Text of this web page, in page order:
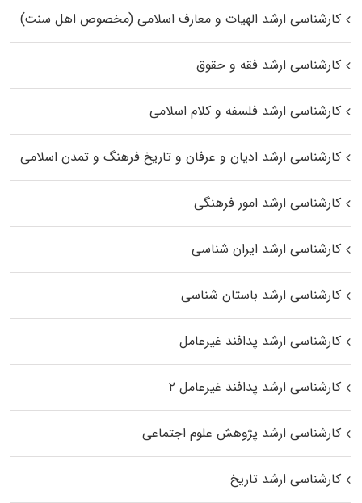
کارشناسی ارشد الهیات و معارف اسلامی (مخصوص اهل سنت)
کارشناسی ارشد فقه و حقوق
کارشناسی ارشد فلسفه و کلام اسلامی
کارشناسی ارشد ادیان و عرفان و تاریخ فرهنگ و تمدن اسلامی
کارشناسی ارشد امور فرهنگی
کارشناسی ارشد ایران شناسی
کارشناسی ارشد باستان شناسی
کارشناسی ارشد پدافند غیرعامل
کارشناسی ارشد پدافند غیرعامل ۲
کارشناسی ارشد پژوهش علوم اجتماعی
کارشناسی ارشد تاریخ